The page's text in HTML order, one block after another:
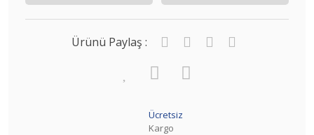
Ürünü Paylaş :
Ücretsiz
Kargo